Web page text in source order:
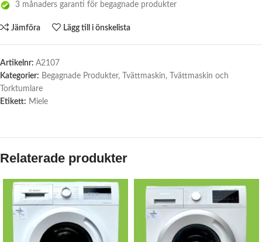
3 månaders garanti för begagnade produkter
Jämföra Lägg till i önskelista
Artikelnr: A2107
Kategorier: Begagnade Produkter, Tvättmaskin,
Tvättmaskin och
Torktumlare
Etikett: Miele
Relaterade produkter